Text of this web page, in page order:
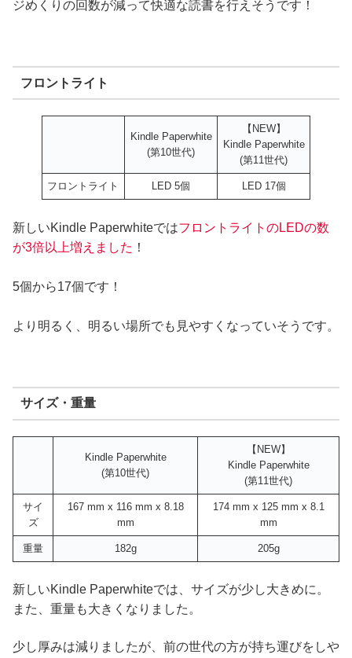
ジめくりの回数が減って快適な読書を行えそうです！
フロントライト
Kindle Paperwhite
(第10世代)
【NEW】
Kindle Paperwhite
(第11世代)
フロントライト LED 5個 LED 17個
新しいKindle PaperwhiteではフロントライトのLEDの数
が3倍以上増えました ！
5個から17個です！
より明るく、明るい場所でも見やすくなっていそうです。
サイズ・重量
Kindle Paperwhite
(第10世代)
【NEW】
Kindle Paperwhite
(第11世代)
サイ
ズ
167 mm x 116 mm x 8.18
mm
174 mm x 125 mm x 8.1
mm
重量 182g 205g
新しいKindle Paperwhiteでは、サイズが少し大きめに。
また、重量も大きくなりました。
少し厚みは減りましたが、前の世代の方が持ち運びをしや